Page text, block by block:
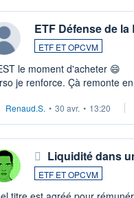
ETF Défense de
ETF ET OPCVM
le moment d'acheter 😄​
je renforce. Çà remonte
Renaud.S. • 30 avr. • 13:20
Liquidité dans
ETF ET OPCVM